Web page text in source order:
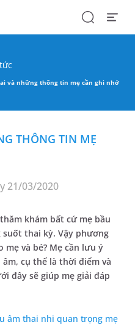
SearchOpen
và những thông tin mẹ cần ghi nhớ
THÔNG TIN MẸ
21/03/2020
khám bất cứ mẹ bầu
thai kỳ. Vậy phương
mẹ và bé? Mẹ cần lưu ý
cụ thể là thời điểm và
đây sẽ giúp mẹ giải đáp
âm thai nhi quan trọng mẹ